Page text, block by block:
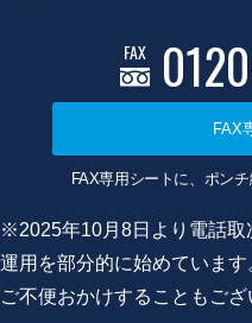
FAX
FAX
FAX専用シートに、ポン
※2025年10月8日より電話取
運用を部分的に始めています
ご不便おかけすることもご